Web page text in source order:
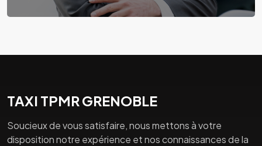
TAXI TPMR GRENOBLE
Soucieux de vous satisfaire, nous mettons à votre
disposition notre expérience et nos connaissances de la